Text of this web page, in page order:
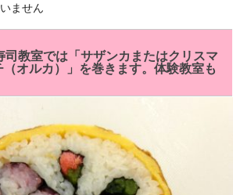
ません
司教室では「サザンカまたはクリスマ
オルカ）」を巻きます。体験教室も